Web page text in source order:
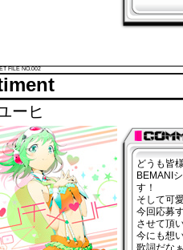
FILE NO.002
ーヒ
どうも皆
BEMANI
す！
そして可
今回応募
させて頂
今にも想
歌詞だな